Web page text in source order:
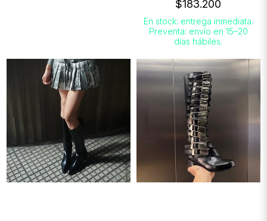
$183.200
En stock: entrega inmediata.
Preventa: envío en 15–20
días hábiles.